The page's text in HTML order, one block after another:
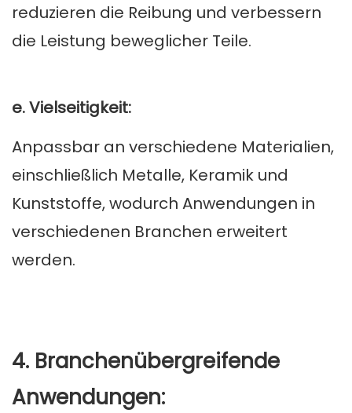
reduzieren die Reibung und verbessern
die Leistung beweglicher Teile.
e. Vielseitigkeit:
Anpassbar an verschiedene Materialien,
einschließlich Metalle, Keramik und
Kunststoffe, wodurch Anwendungen in
verschiedenen Branchen erweitert
werden.
4. Branchenübergreifende
Anwendungen: